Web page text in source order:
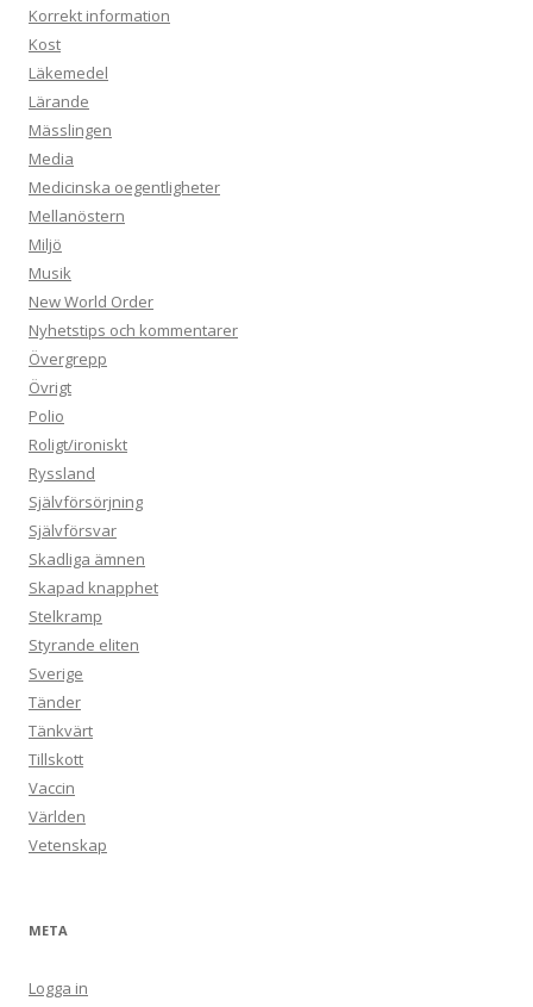
Korrekt information
Kost
Läkemedel
Lärande
Mässlingen
Media
Medicinska oegentligheter
Mellanöstern
Miljö
Musik
New World Order
Nyhetstips och kommentarer
Övergrepp
Övrigt
Polio
Roligt/ironiskt
Ryssland
Självförsörjning
Självförsvar
Skadliga ämnen
Skapad knapphet
Stelkramp
Styrande eliten
Sverige
Tänder
Tänkvärt
Tillskott
Vaccin
Världen
Vetenskap
META
Logga in